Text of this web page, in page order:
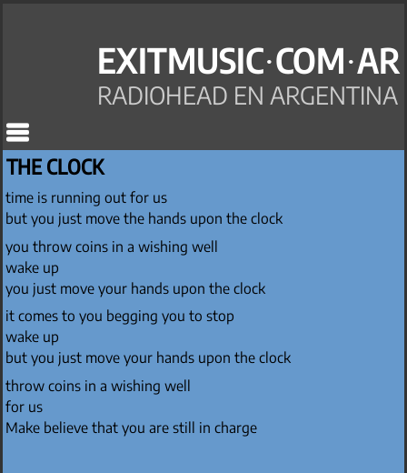
EXITMUSIC·COM·AR
RADIOHEAD EN ARGENTINA
THE CLOCK
time is running out for us
but you just move the hands upon the clock
you throw coins in a wishing well
wake up
you just move your hands upon the clock
it comes to you begging you to stop
wake up
but you just move your hands upon the clock
throw coins in a wishing well
for us
Make believe that you are still in charge